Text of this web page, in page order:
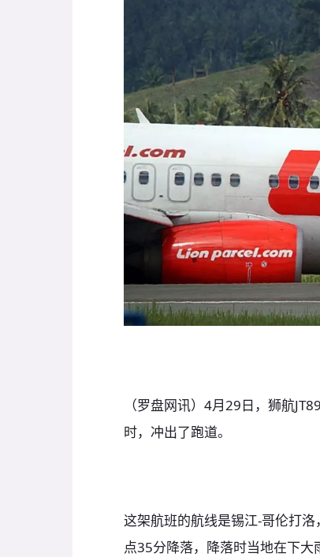
（罗盘网讯）4月29日，狮航
时，冲出了跑道。
这架航班的航线是锡江-哥伦打
点35分降落，降落时当地在下大